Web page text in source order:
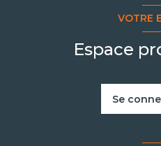
VOTRE
Espace
Se